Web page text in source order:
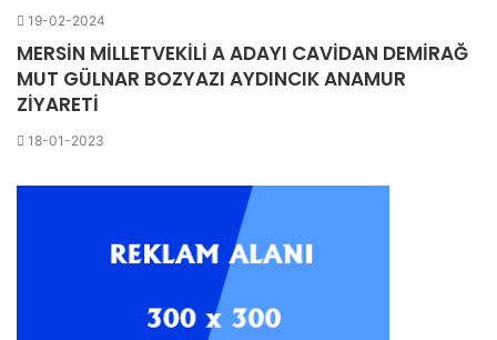
19-02-2024
MERSİN MİLLETVEKİLİ A ADAYI CAVİDAN DEMİRAĞ
MUT GÜLNAR BOZYAZI AYDINCIK ANAMUR
ZİYARETİ
18-01-2023